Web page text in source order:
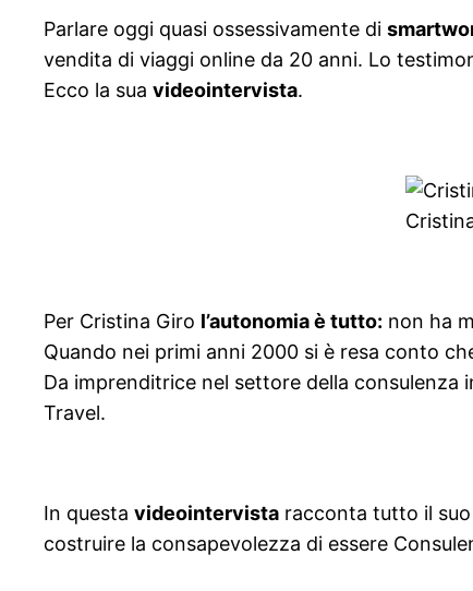
Parlare oggi quasi ossessivamente di
vendita di viaggi online da 20 anni. Lo
Ecco la sua videointervista.
Per Cristina Giro l’autonomia è tutto: non ha
Quando nei primi anni 2000 si è resa conto
Da imprenditrice nel settore della
Travel.
In questa videointervista racconta tutto il suo
costruire la consapevolezza di essere